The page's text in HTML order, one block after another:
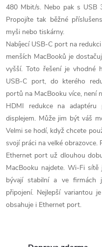
480 Mbit/s. Nebo pak s USB
Propojíte tak běžné
myši nebo tiskárny.
Nabíjecí USB-C port na
menších MacBooků je
vyšší. Toto řešení je vhodné
USB-C port, do kterého
portů na MacBooku více, není
HDMI redukce na adaptéru
displejem. Může jim být váš
Velmi se hodí, když chcete
svojí práci na velké
Ethernet port už dlouhou
MacBooku najdete. Wi-Fi
bývají stabilní a ve firmách
připojení. Nejlepší variantou
obsahuje i Ethernet port.